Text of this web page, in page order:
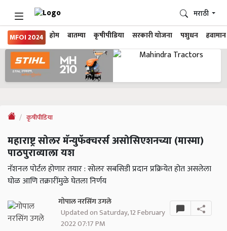
MFOI 2024 होम बातम्या कृषीपीडिया सरकारी योजना पशुधन हवामान
मराठी
कृषीपीडिया
महाराष्ट्र सोलर मॅन्युफॅक्चरर्स असोसिएशनच्या (मास्मा)
पाठपुराव्याला यश
नॅशनल पोर्टल होणार तयार : सोलर सबसिडी प्रदान प्रक्रियेत होत असलेला
घोळ आणि तक्रारींमुळे घेतला निर्णय
गोपाल नरसिंग उगले
Updated on Saturday, 12 February
2022 07:17 PM